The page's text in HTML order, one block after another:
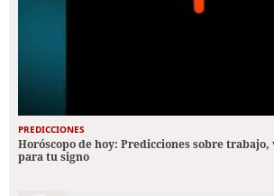
PREDICCIONES
Horóscopo de hoy: Predicciones sobre trabajo,
para tu signo